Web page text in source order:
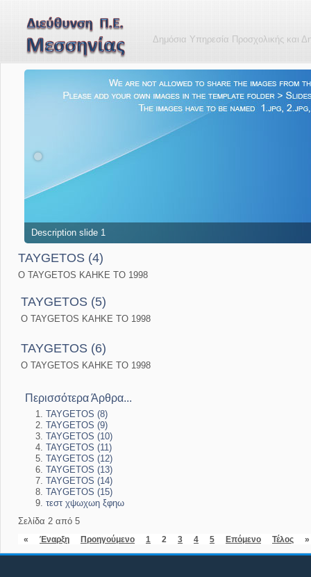
Δημόσια Υπηρεσία Προσχολικής και
Description slide 1
TAYGETOS (4)
O TAYGETOS KAHKE TO 1998
TAYGETOS (5)
O TAYGETOS KAHKE TO 1998
TAYGETOS (6)
O TAYGETOS KAHKE TO 1998
Περισσότερα Άρθρα...
TAYGETOS (8)
TAYGETOS (9)
TAYGETOS (10)
TAYGETOS (11)
TAYGETOS (12)
TAYGETOS (13)
TAYGETOS (14)
TAYGETOS (15)
τεστ χψωχωη ξφηω
Σελίδα 2 από 5
« Έναρξη Προηγούμενο 1 2 3 4 5 Επόμενο Τέλος »